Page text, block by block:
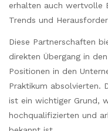
erhalten auch wertvolle
Trends und
Diese Partnerschaften
direkten Übergang in
Positionen in den
Praktikum absolvierten.
ist ein wichtiger Grund,
hochqualifizierten und